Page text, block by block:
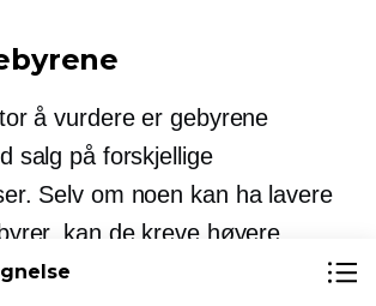
å vurdere er gebyrene
salg på forskjellige
Selv om noen kan ha lavere
kan de kreve høyere
per salg. Det er viktig å veie